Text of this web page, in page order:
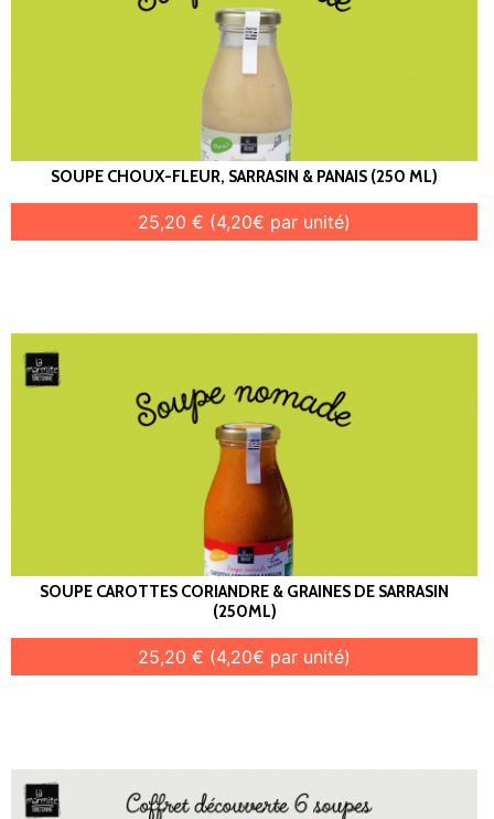
SOUPE CHOUX-FLEUR, SARRASIN & PANAIS (250 ML)
25,20 € (4,20€ par unité)
SOUPE CAROTTES CORIANDRE & GRAINES DE SARRASIN
(250ML)
25,20 € (4,20€ par unité)